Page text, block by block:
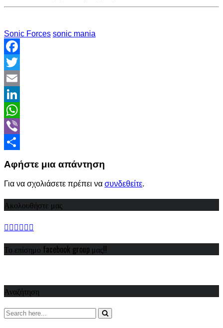
Sonic Forces sonic mania
Facebook
Twitter
Email
LinkedIn
WhatsApp
Viber
Αφήστε μια απάντηση
Για να σχολιάσετε πρέπει να συνδεθείτε.
Ακολουθήστε μας
Το επίσημο facebook group μας!!
Αναζήτηση